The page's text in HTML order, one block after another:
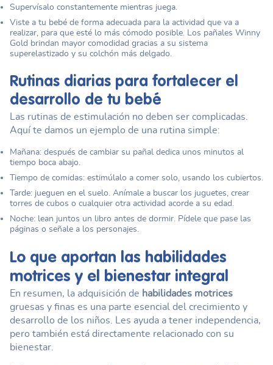
Supervísalo constantemente mientras juega.
Viste a tu bebé de forma adecuada para la actividad que va a
realizar, para que esté lo más cómodo posible. Los pañales Winny
Gold brindan mayor comodidad gracias a su sistema
superelastizado y su colchón más delgado.
Rutinas diarias para fortalecer el
desarrollo de tu bebé
Las rutinas de estimulación no deben ser complicadas.
Aquí te damos un ejemplo de una rutina simple:
Mañana: después de cambiar su pañal dedica unos minutos al
tiempo boca abajo.
Tiempo de comidas: estimúlalo a comer solo, usando los cubiertos.
Tarde: jueguen en el suelo. Anímale a buscar los juguetes, crear
torres de cubos o cualquier otra actividad acorde a su edad.
Noche: lean juntos un libro antes de dormir. Pídele que pase las
páginas o señale a los personajes.
Lo que aportan las habilidades
motrices y el bienestar integral
En resumen, la adquisición de habilidades motrices
gruesas y finas es una parte esencial del crecimiento y
desarrollo de los niños. Les ayuda a tener independencia,
pero también está directamente relacionado con su
bienestar.